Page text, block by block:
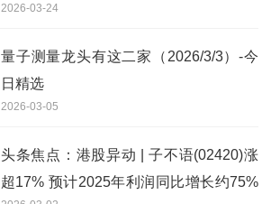
2026-03-24
量子测量龙头有这二家（2026/3/3）-今
日精选
2026-03-05
头条焦点：港股异动 | 子不语(02420)涨
超17% 预计2025年利润同比增长约75%